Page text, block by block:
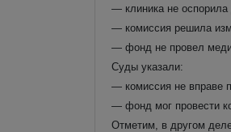
— клиника не
— комиссия решила
— фонд не провел
Суды указали:
— комиссия не вправе
— фонд мог провести
Отметим, в другом